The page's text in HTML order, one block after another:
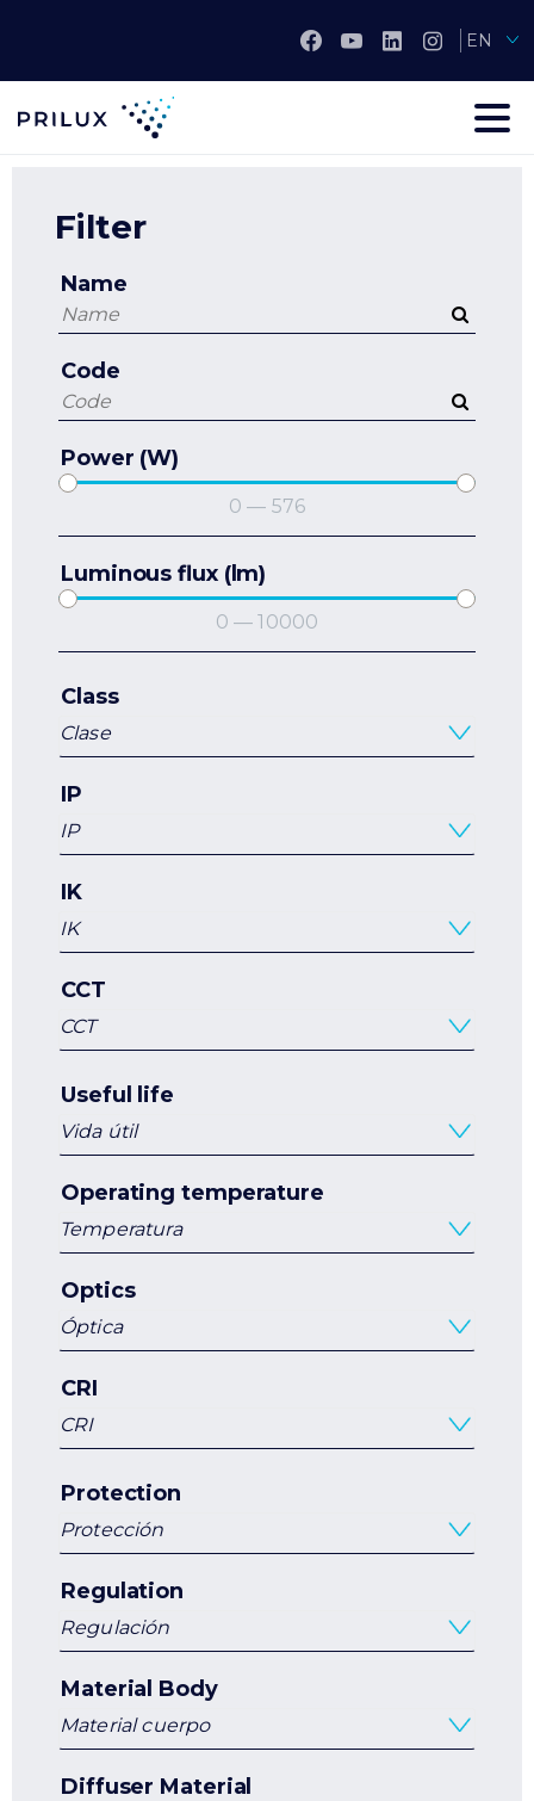
EN
Filter
Name
Code
Power (W)
0 — 576
Luminous flux (lm)
0 —10000
Class
Clase
IP
IP
IK
IK
CCT
CCT
Useful life
Vida útil
Operating temperature
Temperatura
Optics
Óptica
CRI
CRI
Protection
Protección
Regulation
Regulación
Material Body
Material cuerpo
Diffuser Material